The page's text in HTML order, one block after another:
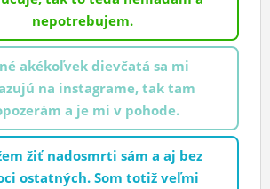
nepotrebujem.
akékoľvek dievčatá sa mi
na instagrame, tak tam
a je mi v pohode.
žiť nadosmrti sám a aj bez
ostatných. Som totiž veľmi